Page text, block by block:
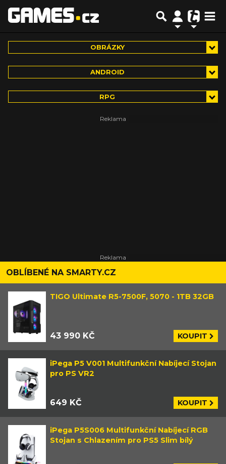
OBRÁZKY
ANDROID
RPG
OBLÍBENÉ NA SMARTY.CZ
TIGO Ultimate R5-7500F, 5070 - 1TB 32GB
43 990 KČ KOUPIT
iPega P5 V001 Multifunkční Nabíjecí Stojan
pro PS VR2
649 KČ KOUPIT
iPega P5S006 Multifunkční Nabíjecí RGB
Stojan s Chlazením pro PS5 Slim bílý